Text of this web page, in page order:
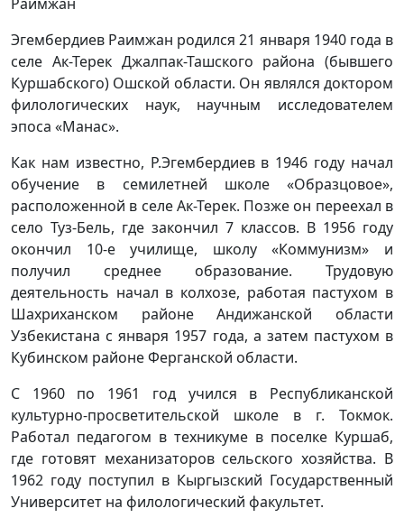
Эгембердиев Раимжан родился 21 января 1940 года в
селе Ак-Терек Джалпак-Ташского района (бывшего
Куршабского) Ошской области. Он являлся доктором
филологических наук, научным исследователем
эпоса «Манас».
Как нам известно, Р.Эгембердиев в 1946 году начал
обучение в семилетней школе «Образцовое»,
расположенной в селе Ак-Терек. Позже он переехал в
село Туз-Бель, где закончил 7 классов. В 1956 году
окончил 10-е училище, школу «Коммунизм» и
получил среднее образование. Трудовую
деятельность начал в колхозе, работая пастухом в
Шахриханском районе Андижанской области
Узбекистана с января 1957 года, а затем пастухом в
Кубинском районе Ферганской области.
С 1960 по 1961 год учился в Республиканской
культурно-просветительской школе в г. Токмок.
Работал педагогом в техникуме в поселке Куршаб,
где готовят механизаторов сельского хозяйства. В
1962 году поступил в Кыргызский Государственный
Университет на филологический факультет.